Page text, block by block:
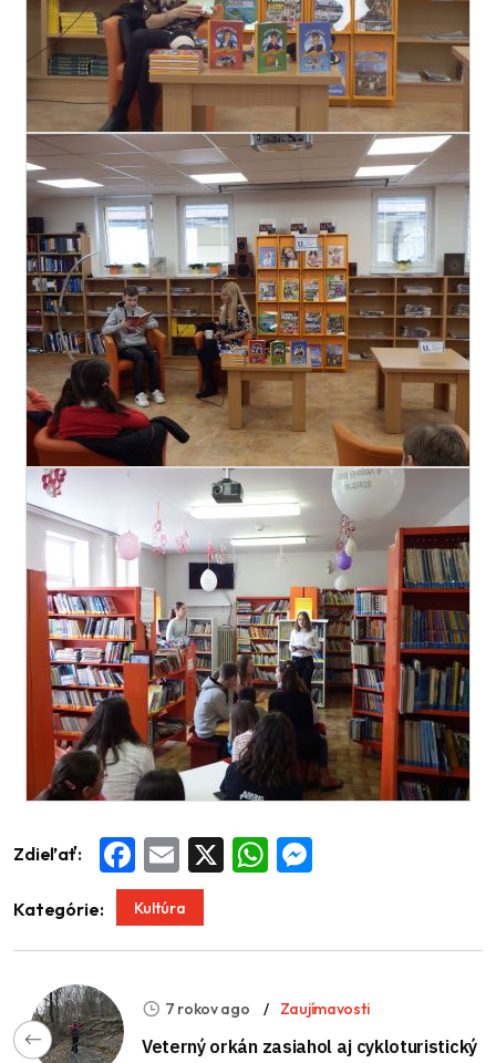
Zdieľať: Facebook
Email WhatsApp
Kategórie: Kultúra
7 rokov ago Zaujímavosti
Veterný orkán zasiahol aj cykloturistický